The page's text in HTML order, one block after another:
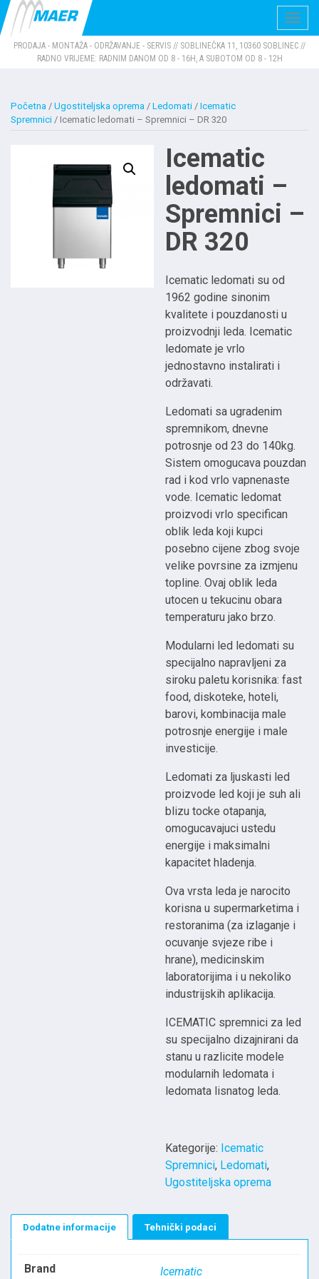
PRODAJA - MONTAŽA - ODRŽAVANJE - SERVIS // SOBLINEČKA 11, 10360 SOBLINEC //
RADNO VRIJEME: RADNIM DANOM OD 8 - 16H, A SUBOTOM OD 8 - 12H
Početna / Ugostiteljska oprema / Ledomati / Icematic
Spremnici / Icematic ledomati – Spremnici – DR 320
Icematic
ledomati –
Spremnici –
DR 320
Icematic ledomati su od
1962 godine sinonim
kvalitete i pouzdanosti u
proizvodnji leda. Icematic
ledomate je vrlo
jednostavno instalirati i
održavati.
Ledomati sa ugradenim
spremnikom, dnevne
potrosnje od 23 do 140kg.
Sistem omogucava pouzdan
rad i kod vrlo vapnenaste
vode. Icematic ledomat
proizvodi vrlo specifican
oblik leda koji kupci
posebno cijene zbog svoje
velike povrsine za izmjenu
topline. Ovaj oblik leda
utocen u tekucinu obara
temperaturu jako brzo.
Modularni led ledomati su
specijalno napravljeni za
siroku paletu korisnika: fast
food, diskoteke, hoteli,
barovi, kombinacija male
potrosnje energije i male
investicije.
Ledomati za ljuskasti led
proizvode led koji je suh ali
blizu tocke otapanja,
omogucavajuci ustedu
energije i maksimalni
kapacitet hladenja.
Ova vrsta leda je narocito
korisna u supermarketima i
restoranima (za izlaganje i
ocuvanje svjeze ribe i
hrane), medicinskim
laboratorijima i u nekoliko
industrijskih aplikacija.
ICEMATIC spremnici za led
su specijalno dizajnirani da
stanu u razlicite modele
modularnih ledomata i
ledomata lisnatog leda.
Kategorije: Icematic
Spremnici, Ledomati,
Ugostiteljska oprema
Dodatne informacije Tehnički podaci
Brand Icematic